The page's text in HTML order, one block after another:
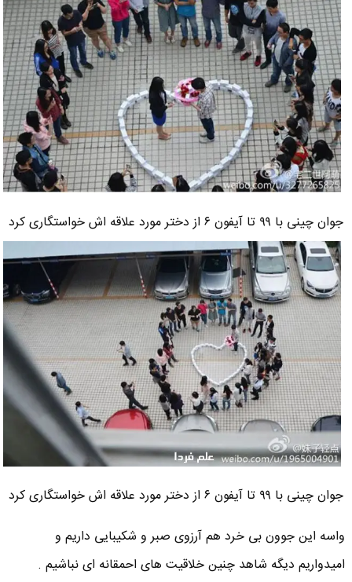
جوان چینی با ۹۹ تا آیفون ۶ از دختر مورد علاقه اش خواستگاری کرد
جوان چینی با ۹۹ تا آیفون ۶ از دختر مورد علاقه اش خواستگاری کرد
واسه این جوون بی خرد هم آرزوی صبر و شکیبایی داریم و
امیدواریم دیگه شاهد چنین خلاقیت های احمقانه ای نباشیم .